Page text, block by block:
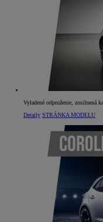
Vyladené odpruženie, zosilnená
Detaily STRÁNKA MODELU